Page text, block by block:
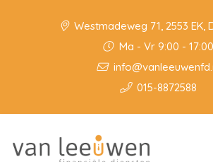
Westmadeweg 71, 2553 EK,
Ma - Vr 9:00 - 17:00
015-8872588